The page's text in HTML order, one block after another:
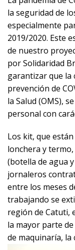
la seguridad de
especialmente
2019/2020. Este
de nuestro
por Solidaridad
garantizar que la
prevención de
la Salud (OMS),
personal con
Los kit, que
lonchera y
(botella de agua
jornaleros
entre los meses
trabajando se
región de Catuti,
la mayor parte
de maquinaría, la